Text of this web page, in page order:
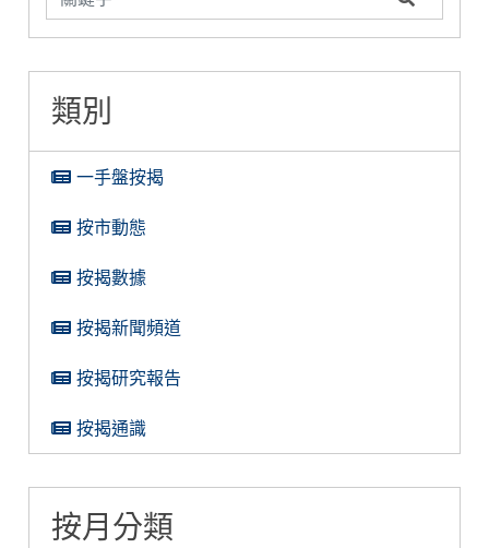
類別
一手盤按揭
按市動態
按揭數據
按揭新聞頻道
按揭研究報告
按揭通識
按月分類